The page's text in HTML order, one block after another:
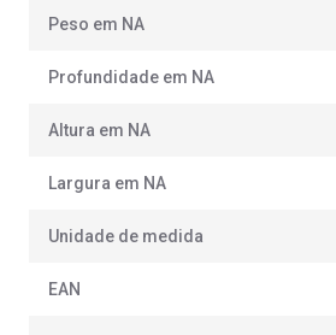
Peso em NA
Profundidade em NA
Altura em NA
Largura em NA
Unidade de medida
EAN